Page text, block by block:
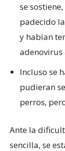
se
padecido
y habían
adenovirus
Incluso se
pudieran
perros,
Ante la
sencilla, se